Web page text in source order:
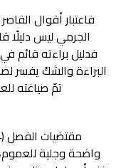
فاعتبار أقوال
الجرمي ليس دليلًا
فدليل براءته قائم
البراءة والشكّ يفسر
تمّ صياغته
واضحة وجلية